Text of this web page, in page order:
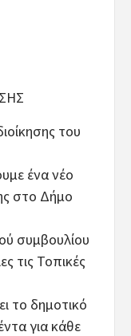
του
ένα νέο
στο Δήμο
συμβουλίου
τις Τοπικές
το δημοτικό
για κάθε